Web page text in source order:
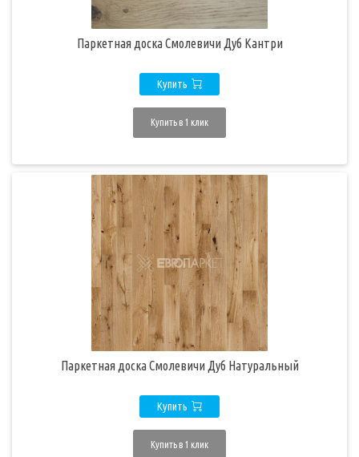
Паркетная доска Смолевичи Дуб Кантри
Купить
Купить в 1 клик
Паркетная доска Смолевичи Дуб Натуральный
Купить
Купить в 1 клик